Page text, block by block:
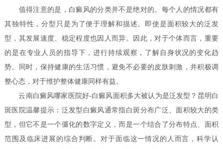
值得注意的是，白癜风的分类并不是绝对的。每个人的情况都有
其独特性，分型只是为了便于理解和描述。即使是面积较大的泛发
型，其发展速度、稳定程度也因人而异。因此，对于个体而言，重要
的是在专业人员的指导下，进行持续观察，了解自身状况的变化趋
势。同时，保持健康的生活习惯，避免不必要的皮肤刺激，并积极调
整心态，对于维护整体健康同样有益。
云南白癜风哪家医院好-白癜风面积多大被认为是泛发型？昆明白
斑医院温馨提示：泛发型白癜风通常指白斑分布广泛、面积较大的类
型，但它不是一个僵化的数字定义，而是一个结合了分布特点、面积
范围及临床进展的综合判断。对于面临这一情况的人而言，科学认